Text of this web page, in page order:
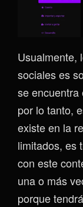
Usualmente,
sociales es
se encuentra
por lo tanto,
existe en la
limitados, es
con este
una o más
porque